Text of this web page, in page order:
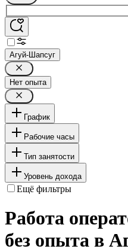
Агуй-Шапсуг
Нет опыта
График
Рабочие часы
Тип занятости
Уровень дохода
Ещё фильтры
Работа
без опыта в